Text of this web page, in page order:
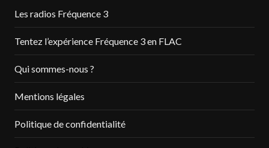
Les radios Fréquence 3
Tentez l’expérience Fréquence 3 en FLAC
Qui sommes-nous ?
Mentions légales
Politique de confidentialité